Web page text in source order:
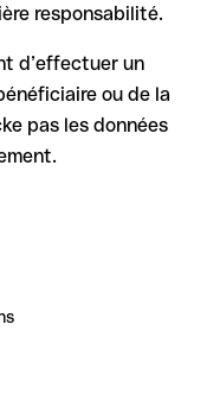
de doute. Cette
pour des montants
responsabilité.
d’effectuer un
ou de la
pas les données